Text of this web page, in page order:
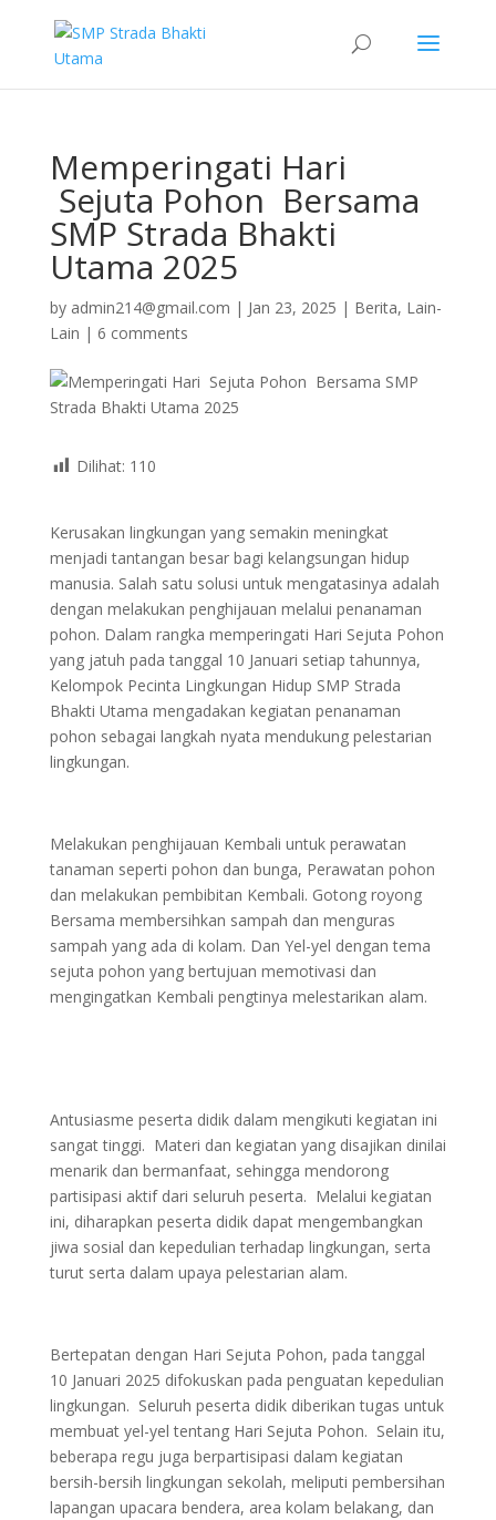
Memperingati Hari
Sejuta Pohon Bersama
SMP Strada Bhakti
Utama 2025
by admin214@gmail.com | Jan 23, 2025 | Berita, Lain-
Lain | 6 comments
Dilihat: 110
Kerusakan lingkungan yang semakin meningkat
menjadi tantangan besar bagi kelangsungan hidup
manusia. Salah satu solusi untuk mengatasinya adalah
dengan melakukan penghijauan melalui penanaman
pohon. Dalam rangka memperingati Hari Sejuta Pohon
yang jatuh pada tanggal 10 Januari setiap tahunnya,
Kelompok Pecinta Lingkungan Hidup SMP Strada
Bhakti Utama mengadakan kegiatan penanaman
pohon sebagai langkah nyata mendukung pelestarian
lingkungan.
Melakukan penghijauan Kembali untuk perawatan
tanaman seperti pohon dan bunga, Perawatan pohon
dan melakukan pembibitan Kembali. Gotong royong
Bersama membersihkan sampah dan menguras
sampah yang ada di kolam. Dan Yel-yel dengan tema
sejuta pohon yang bertujuan memotivasi dan
mengingatkan Kembali pengtinya melestarikan alam.
Antusiasme peserta didik dalam mengikuti kegiatan ini
sangat tinggi. Materi dan kegiatan yang disajikan dinilai
menarik dan bermanfaat, sehingga mendorong
partisipasi aktif dari seluruh peserta. Melalui kegiatan
ini, diharapkan peserta didik dapat mengembangkan
jiwa sosial dan kepedulian terhadap lingkungan, serta
turut serta dalam upaya pelestarian alam.
Bertepatan dengan Hari Sejuta Pohon, pada tanggal
10 Januari 2025 difokuskan pada penguatan kepedulian
lingkungan. Seluruh peserta didik diberikan tugas untuk
membuat yel-yel tentang Hari Sejuta Pohon. Selain itu,
beberapa regu juga berpartisipasi dalam kegiatan
bersih-bersih lingkungan sekolah, meliputi pembersihan
lapangan upacara bendera, area kolam belakang, dan